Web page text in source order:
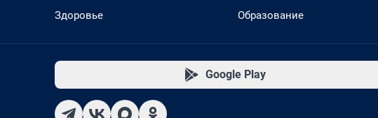
Здоровье
Образование
Google Play